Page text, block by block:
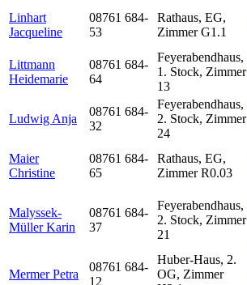
Linhart
Jacqueline
08761 684-
53
Rathaus, EG,
Zimmer G1.1
Littmann
Heidemarie
08761 684-
64
Feyerabendhaus,
1. Stock, Zimmer
13
Ludwig Anja
08761 684-
32
Feyerabendhaus,
2. Stock, Zimmer
24
Maier
Christine
08761 684-
65
Rathaus, EG,
Zimmer R0.03
Malyssek-
Müller Karin
08761 684-
37
Feyerabendhaus,
2. Stock, Zimmer
21
Mermer Petra
08761 684-
12
Huber-Haus, 2.
OG, Zimmer